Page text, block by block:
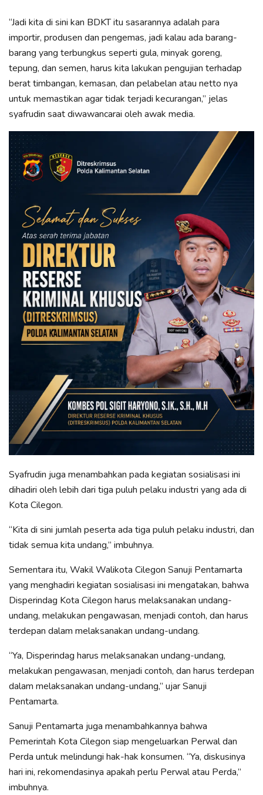
“Jadi kita di sini kan BDKT itu sasarannya adalah para
importir, produsen dan pengemas, jadi kalau ada barang-
barang yang terbungkus seperti gula, minyak goreng,
tepung, dan semen, harus kita lakukan pengujian terhadap
berat timbangan, kemasan, dan pelabelan atau netto nya
untuk memastikan agar tidak terjadi kecurangan,” jelas
syafrudin saat diwawancarai oleh awak media.
Syafrudin juga menambahkan pada kegiatan sosialisasi ini
dihadiri oleh lebih dari tiga puluh pelaku industri yang ada di
Kota Cilegon.
“Kita di sini jumlah peserta ada tiga puluh pelaku industri, dan
tidak semua kita undang,” imbuhnya.
Sementara itu, Wakil Walikota Cilegon Sanuji Pentamarta
yang menghadiri kegiatan sosialisasi ini mengatakan, bahwa
Disperindag Kota Cilegon harus melaksanakan undang-
undang, melakukan pengawasan, menjadi contoh, dan harus
terdepan dalam melaksanakan undang-undang.
“Ya, Disperindag harus melaksanakan undang-undang,
melakukan pengawasan, menjadi contoh, dan harus terdepan
dalam melaksanakan undang-undang,” ujar Sanuji
Pentamarta.
Sanuji Pentamarta juga menambahkannya bahwa
Pemerintah Kota Cilegon siap mengeluarkan Perwal dan
Perda untuk melindungi hak-hak konsumen. “Ya, diskusinya
hari ini, rekomendasinya apakah perlu Perwal atau Perda,”
imbuhnya.